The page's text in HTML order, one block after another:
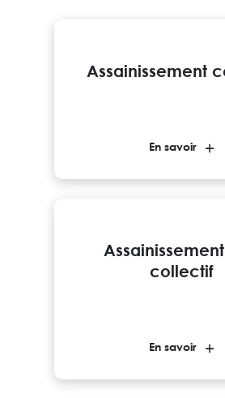
Assainissement
En savoir
collectif
En savoir